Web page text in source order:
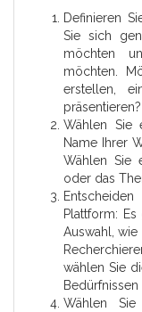
Definieren
Sie sich
möchten
möchten.
erstellen,
präsentieren?
Wählen Sie
Name Ihrer
Wählen Sie
oder das
Plattform:
Auswahl, wie
wählen Sie
Bedürfnissen
Wählen